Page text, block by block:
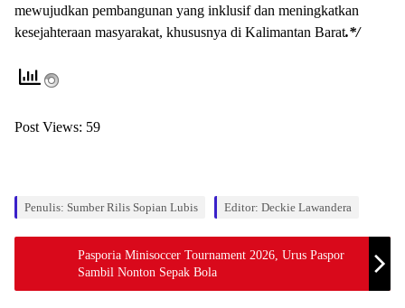
mewujudkan pembangunan yang inklusif dan meningkatkan
kesejahteraan masyarakat, khususnya di Kalimantan Barat.*/
Post Views: 59
Penulis: Sumber Rilis Sopian Lubis Editor: Deckie Lawandera
Pasporia Minisoccer Tournament 2026, Urus Paspor
Sambil Nonton Sepak Bola